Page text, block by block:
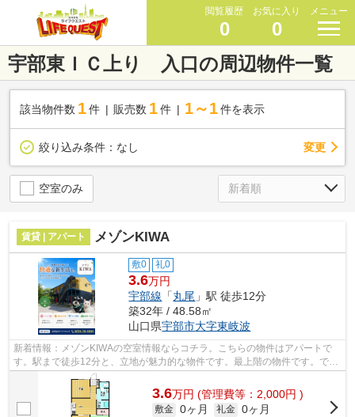
閲覧履歴
0
お気に入り
0
メニュー
宇部東ＩＣ上り 入口の周辺物件一覧
該当物件数 1件 販売数 1 件 1～1 件を表示
絞り込み条件： なし 変更
空室のみ
賃貸 | アパート メゾンKIWA
敷0 礼0
3.6万円
宇部線 「丸尾 」駅 徒歩12分
築32年 / 48.58㎡
山口県宇部市大字東岐波
新着情報：メゾンKIWAの空室情報ならコチラ。こちらの物件はアパートで
す。駅まで徒歩12分と、立地が魅力的な物件です。最上階の物件です。でき
るだけ早めに不動産情報を集めたい方は...
3.6万円 (管理費等：2,000円 )
敷金 0ヶ月 礼金 0ヶ月